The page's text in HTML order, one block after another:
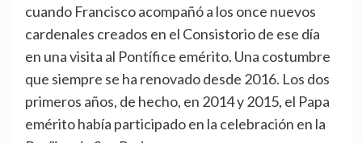
cuando Francisco acompañó a los once nuevos
cardenales creados en el Consistorio de ese día
en una visita al Pontífice emérito. Una costumbre
que siempre se ha renovado desde 2016. Los dos
primeros años, de hecho, en 2014 y 2015, el Papa
emérito había participado en la celebración en la